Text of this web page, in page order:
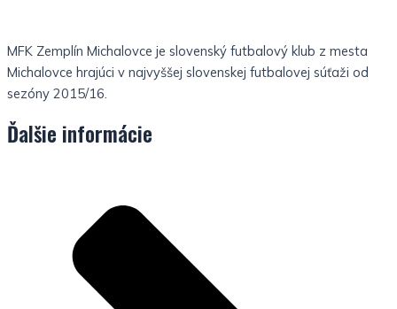
MFK Zemplín Michalovce je slovenský futbalový klub z mesta
Michalovce hrajúci v najvyššej slovenskej futbalovej súťaži od
sezóny 2015/16.
Ďalšie informácie